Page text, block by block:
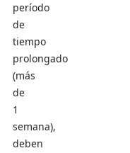
período
de
tiempo
prolongado
(más
de
1
semana),
deben